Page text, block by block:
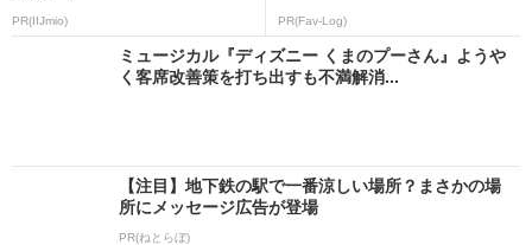
PR(IIJmio) PR(Fav-Log)
ミュージカル『ディズニー くまのプーさん』ようや
く客席改善策を打ち出すも不満解消...
【注目】地下鉄の駅で一番涼しい場所？まさかの場
所にメッセージ広告が登場
PR(ねとらぼ)